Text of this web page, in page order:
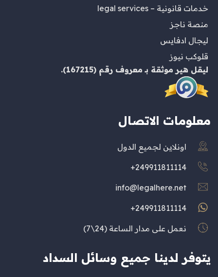
خدمات قانونية – legal services
منصة ناجز
ليجال ادفايس
قلوكب نيوز
ليقل هير موثقة بـ معروف رقم (167215).
معلومات الاتصال
اونلاين لجميع الدول
249911811114+
info@legalhere.net
249911811114+
نعمل على مدار الساعة (24\7)
يتوفر لدينا جميع وسائل السداد